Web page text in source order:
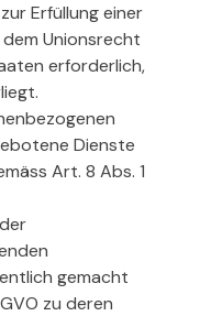
Erfüllung einer
Unionsrecht
erforderlich,
Dienste
Art. 8 Abs. 1
gemacht
zu deren